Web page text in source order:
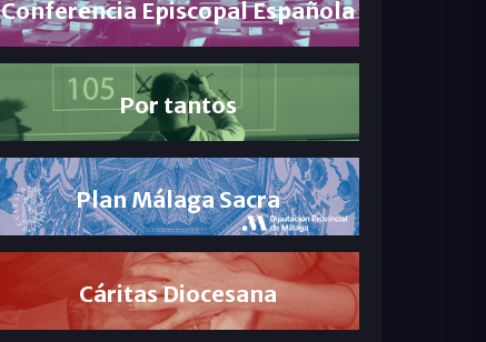
Conferencia Episcopal Española
Por tantos
Plan Málaga Sacra
Cáritas Diocesana